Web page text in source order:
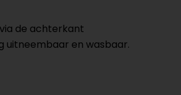
de achterkant
uitneembaar en wasbaar.